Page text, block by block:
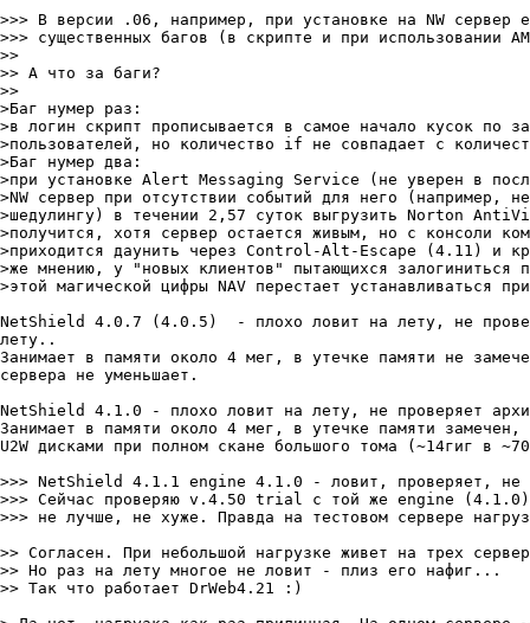
>>> В версии .06, например, при установке на NW сервер
>>> существенных багов (в скрипте и при использовании
>>
>> А что за баги?
>>
>Баг нумер раз:
>в логин скрипт прописывается в самое начало кусок по
>пользователей, но количество if не совпадает с
>Баг нумер два:
>при установке Alert Messaging Service (не уверен в
>NW сервер при отсутствии событий для него (например,
>шедулингу) в течении 2,57 суток выгрузить Norton
>получится, хотя сервер остается живым, но с консоли
>приходится даунить через Control-Alt-Escape (4.11) и
>же мнению, у "новых клиентов" пытающихся залогиниться
>этой магической цифры NAV перестает устанавливаться
NetShield 4.0.7 (4.0.5)  - плохо ловит на лету, не
лету..
Занимает в памяти около 4 мег, в утечке памяти не
сервера не уменьшает.
NetShield 4.1.0 - плохо ловит на лету, не проверяет
Занимает в памяти около 4 мег, в утечке памяти замечен,
U2W дисками при полном скане большого тома (~14гиг в
>>> NetShield 4.1.1 engine 4.1.0 - ловит, проверяет,
>>> Сейчас проверяю v.4.50 trial с той же engine (4.1.0)
>>> не лучше, не хуже. Правда на тестовом сервере
>> Согласен. При небольшой нагрузке живет на трех
>> Но раз на лету многое не ловит - плиз его нафиг...
>> Так что работает DrWeb4.21 :)